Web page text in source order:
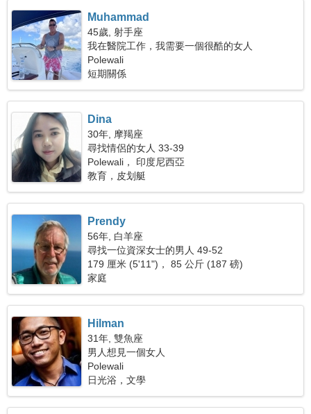
Muhammad
45歲, 射手座
我在醫院工作，我需要一個很酷的女人
Polewali
短期關係
Dina
30年, 摩羯座
尋找情侶的女人 33-39
Polewali， 印度尼西亞
教育，皮划艇
Prendy
56年, 白羊座
尋找一位資深女士的男人 49-52
179 厘米 (5'11")， 85 公斤 (187 磅)
家庭
Hilman
31年, 雙魚座
男人想見一個女人
Polewali
日光浴，文學